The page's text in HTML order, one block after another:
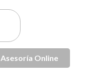
Asesoría Online